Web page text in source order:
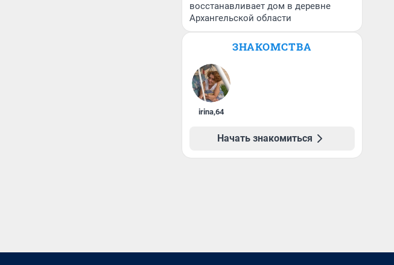
восстанавливает дом в деревне
Архангельской области
ЗНАКОМСТВА
irina,64
Начать знакомиться